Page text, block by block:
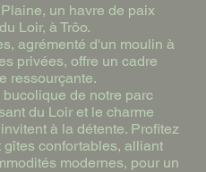
un havre de paix
Loir, à Trôo.
agrémenté d'un moulin à
privées, offre un cadre
ressourçante.
de notre parc
du Loir et le charme
à la détente. Profitez
confortables, alliant
modernes, pour un